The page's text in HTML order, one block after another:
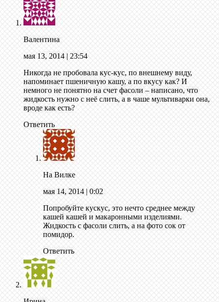
Валентина
мая 13, 2014 | 23:54
Никогда не пробовала кус-кус, по внешнему виду,
напоминает пшеничную кашу, а по вкусу как? И
немного не понятно на счет фасоли – написано, что
жидкость нужно с неё слить, а в чаше мультиварки она,
вроде как есть?
Ответить
На Вилке
мая 14, 2014 | 0:02
Попробуйте кускус, это нечто среднее между
кашей кашей и макаронными изделиями.
Жидкость с фасоли слить, а на фото сок от
помидор.
Ответить